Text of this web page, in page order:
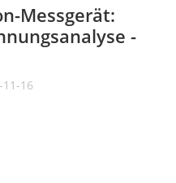
Messgerät:
-
16